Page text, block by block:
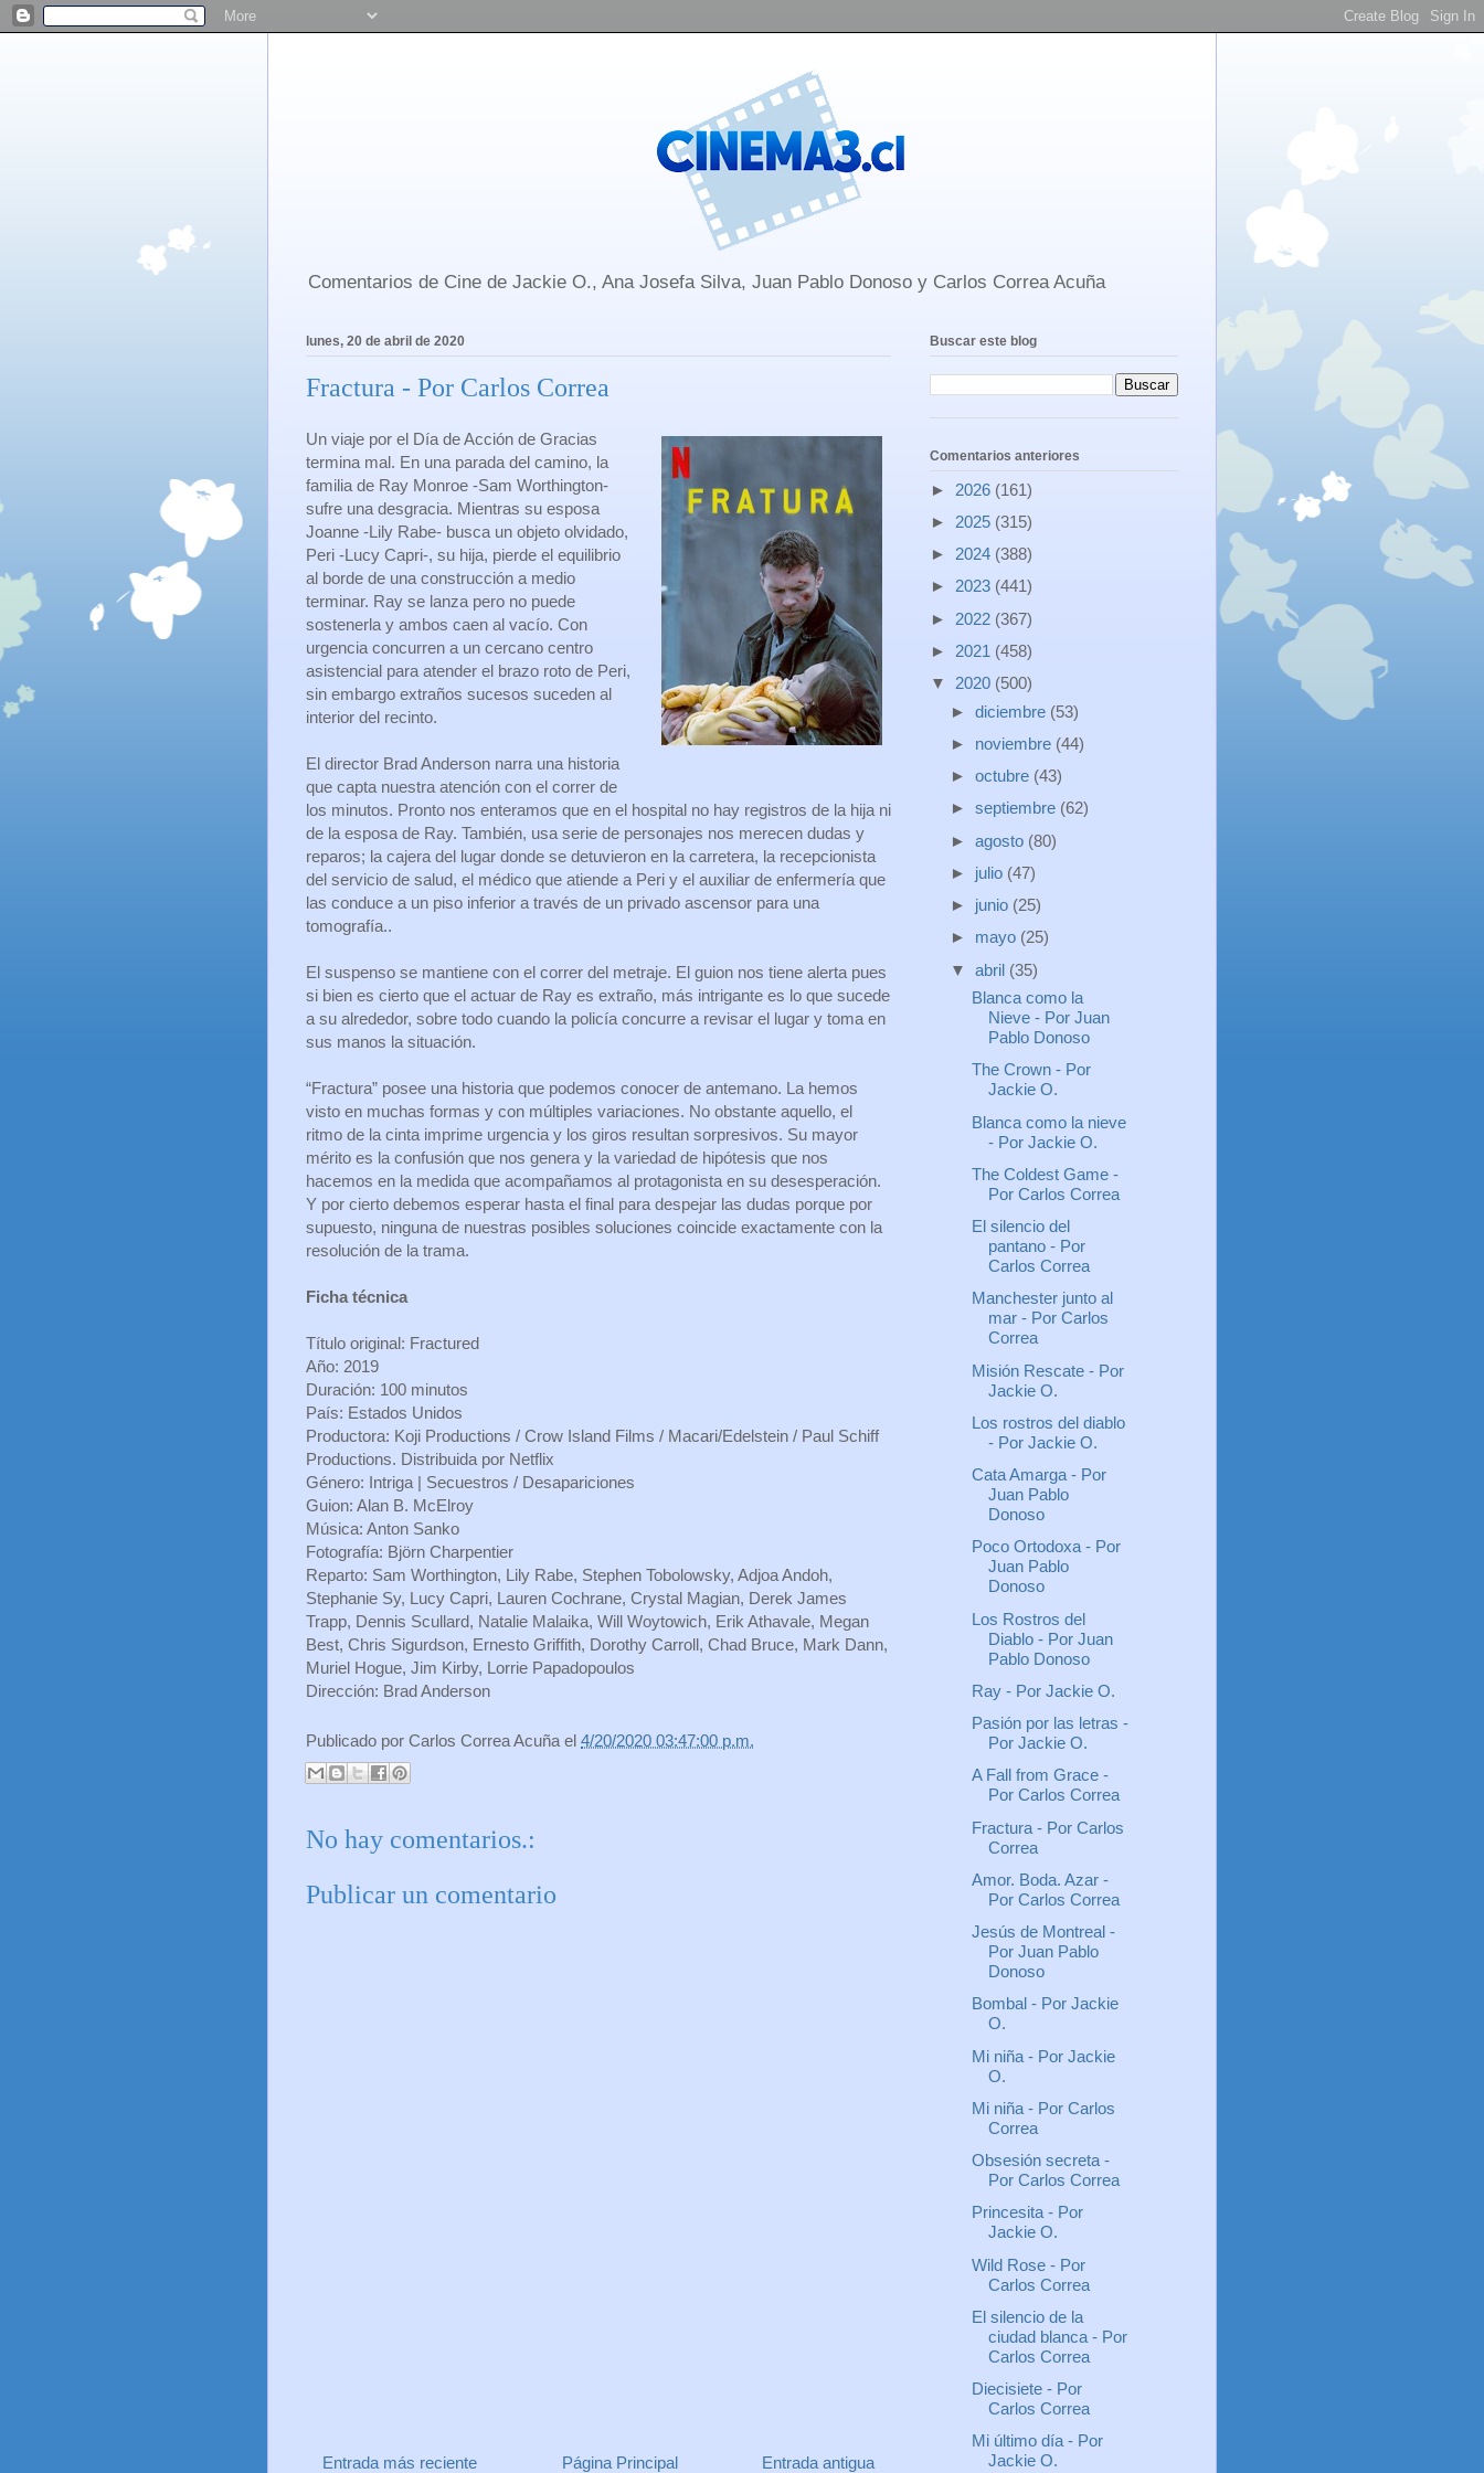
Comentarios de Cine de Jackie O., Ana Josefa Silva, Juan Pablo Donoso y Carlos Correa Acuña
lunes, 20 de abril de 2020
Fractura - Por Carlos Correa
Un viaje por el Día de Acción de Gracias
termina mal. En una parada del camino, la
familia de Ray Monroe -Sam Worthington-
sufre una desgracia. Mientras su esposa
Joanne -Lily Rabe- busca un objeto olvidado,
Peri -Lucy Capri-, su hija, pierde el equilibrio
al borde de una construcción a medio
terminar. Ray se lanza pero no puede
sostenerla y ambos caen al vacío. Con
urgencia concurren a un cercano centro
asistencial para atender el brazo roto de Peri,
sin embargo extraños sucesos suceden al
interior del recinto.
El director Brad Anderson narra una historia
que capta nuestra atención con el correr de
los minutos. Pronto nos enteramos que en el hospital no hay registros de la hija ni
de la esposa de Ray. También, usa serie de personajes nos merecen dudas y
reparos; la cajera del lugar donde se detuvieron en la carretera, la recepcionista
del servicio de salud, el médico que atiende a Peri y el auxiliar de enfermería que
las conduce a un piso inferior a través de un privado ascensor para una
tomografía..
El suspenso se mantiene con el correr del metraje. El guion nos tiene alerta pues
si bien es cierto que el actuar de Ray es extraño, más intrigante es lo que sucede
a su alrededor, sobre todo cuando la policía concurre a revisar el lugar y toma en
sus manos la situación.
“Fractura” posee una historia que podemos conocer de antemano. La hemos
visto en muchas formas y con múltiples variaciones. No obstante aquello, el
ritmo de la cinta imprime urgencia y los giros resultan sorpresivos. Su mayor
mérito es la confusión que nos genera y la variedad de hipótesis que nos
hacemos en la medida que acompañamos al protagonista en su desesperación.
Y por cierto debemos esperar hasta el final para despejar las dudas porque por
supuesto, ninguna de nuestras posibles soluciones coincide exactamente con la
resolución de la trama.
Ficha técnica
Título original: Fractured
Año: 2019
Duración: 100 minutos
País: Estados Unidos
Productora: Koji Productions / Crow Island Films / Macari/Edelstein / Paul Schiff
Productions. Distribuida por Netflix
Género: Intriga | Secuestros / Desapariciones
Guion: Alan B. McElroy
Música: Anton Sanko
Fotografía: Björn Charpentier
Reparto: Sam Worthington, Lily Rabe, Stephen Tobolowsky, Adjoa Andoh,
Stephanie Sy, Lucy Capri, Lauren Cochrane, Crystal Magian, Derek James
Trapp, Dennis Scullard, Natalie Malaika, Will Woytowich, Erik Athavale, Megan
Best, Chris Sigurdson, Ernesto Griffith, Dorothy Carroll, Chad Bruce, Mark Dann,
Muriel Hogue, Jim Kirby, Lorrie Papadopoulos
Dirección: Brad Anderson
Publicado por Carlos Correa Acuña el 4/20/2020 03:47:00 p.m.
No hay comentarios.:
Publicar un comentario
Entrada más reciente Entrada antigua
Página Principal
Buscar este blog
Comentarios anteriores
► 2026 (161)
► 2025 (315)
► 2024 (388)
► 2023 (441)
► 2022 (367)
► 2021 (458)
▼ 2020 (500)
► diciembre (53)
► noviembre (44)
► octubre (43)
► septiembre (62)
► agosto (80)
► julio (47)
► junio (25)
► mayo (25)
▼ abril (35)
Blanca como la
Nieve - Por Juan
Pablo Donoso
The Crown - Por
Jackie O.
Blanca como la nieve
- Por Jackie O.
The Coldest Game -
Por Carlos Correa
El silencio del
pantano - Por
Carlos Correa
Manchester junto al
mar - Por Carlos
Correa
Misión Rescate - Por
Jackie O.
Los rostros del diablo
- Por Jackie O.
Cata Amarga - Por
Juan Pablo
Donoso
Poco Ortodoxa - Por
Juan Pablo
Donoso
Los Rostros del
Diablo - Por Juan
Pablo Donoso
Ray - Por Jackie O.
Pasión por las letras -
Por Jackie O.
A Fall from Grace -
Por Carlos Correa
Fractura - Por Carlos
Correa
Amor. Boda. Azar -
Por Carlos Correa
Jesús de Montreal -
Por Juan Pablo
Donoso
Bombal - Por Jackie
O.
Mi niña - Por Jackie
O.
Mi niña - Por Carlos
Correa
Obsesión secreta -
Por Carlos Correa
Princesita - Por
Jackie O.
Wild Rose - Por
Carlos Correa
El silencio de la
ciudad blanca - Por
Carlos Correa
Diecisiete - Por
Carlos Correa
Mi último día - Por
Jackie O.